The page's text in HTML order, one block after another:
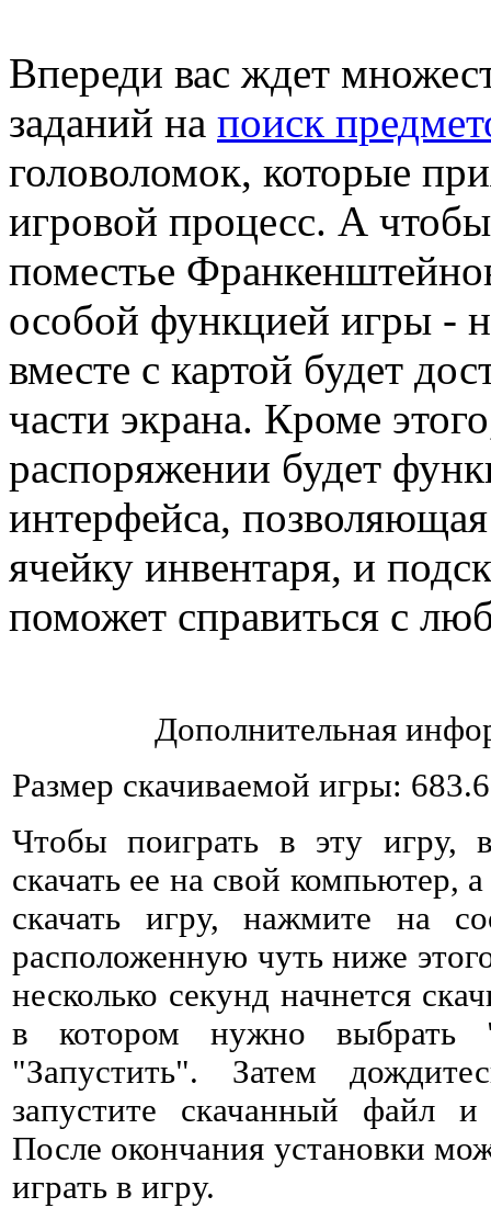
Впереди вас ждет
заданий на поиск
головоломок, которые
игровой процесс. А
поместье
особой функцией игры -
вместе с картой будет
части экрана. Кроме
распоряжении будет
интерфейса,
ячейку инвентаря, и
поможет справиться с
Дополнительная
Размер скачиваемой игры:
Чтобы поиграть в эту игру,
скачать ее на свой компьютер,
скачать игру, нажмите на
расположенную чуть ниже
несколько секунд начнется
в котором нужно выбрать
"Запустить". Затем
запустите скачанный файл и
После окончания установки
играть в игру.